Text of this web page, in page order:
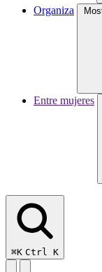
Organiza
Entre mujeres
⌘K Ctrl K